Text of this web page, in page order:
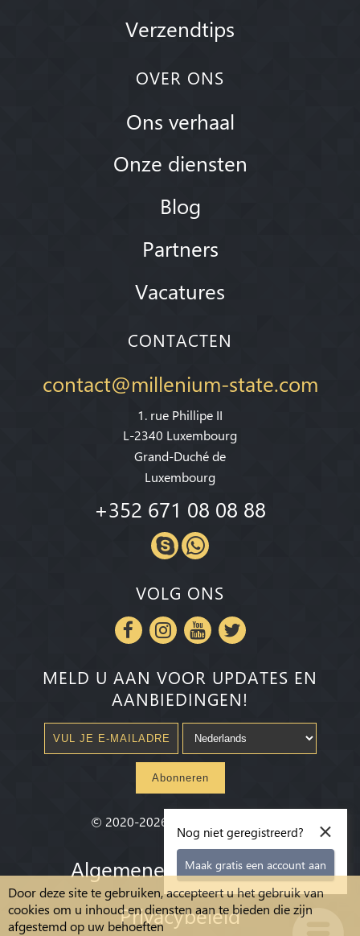
Door deze site te gebruiken, accepteert u het gebruik van
cookies om u inhoud en diensten aan te bieden die zijn
afgestemd op uw behoeften
Verzendtips
OVER ONS
Ons verhaal
Onze diensten
Blog
Partners
Vacatures
CONTACTEN
contact@millenium-state.com
1. rue Phillipe II
L-2340 Luxembourg
Grand-Duché de
Luxembourg
+352 671 08 08 88
VOLG ONS
MELD U AAN VOOR UPDATES EN
AANBIEDINGEN!
Abonneren
© 2020-2026
Algemene voorwaarden
Privacybeleid
×
Nog niet geregistreerd?
Maak gratis een account aan